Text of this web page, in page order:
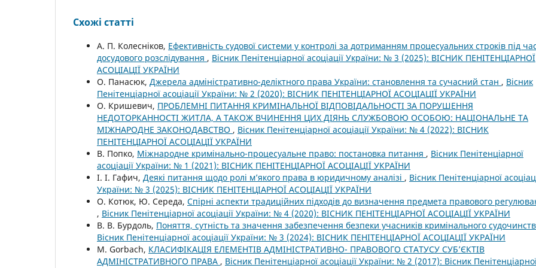
Схожі статті
А. П. Колесніков, Ефективність судової системи у контролі за дотриманням процесуальних строків під час
досудового розслідування , Вісник Пенітенціарної асоціації України: № 3 (2025): ВІСНИК ПЕНІТЕНЦІАРНОЇ
АСОЦІАЦІЇ УКРАЇНИ
О. Панасюк, Джерела адміністративно-деліктного права України: становлення та сучасний стан , Вісник
Пенітенціарної асоціації України: № 2 (2020): ВІСНИК ПЕНІТЕНЦІАРНОЇ АСОЦІАЦІЇ УКРАЇНИ
О. Кришевич, ПРОБЛЕМНІ ПИТАННЯ КРИМІНАЛЬНОЇ ВІДПОВІДАЛЬНОСТІ ЗА ПОРУШЕННЯ
НЕДОТОРКАННОСТІ ЖИТЛА, А ТАКОЖ ВЧИНЕННЯ ЦИХ ДІЯНЬ СЛУЖБОВОЮ ОСОБОЮ: НАЦІОНАЛЬНЕ ТА
МІЖНАРОДНЕ ЗАКОНОДАВСТВО , Вісник Пенітенціарної асоціації України: № 4 (2022): ВІСНИК
ПЕНІТЕНЦІАРНОЇ АСОЦІАЦІЇ УКРАЇНИ
В. Попко, Міжнародне кримінально-процесуальне право: постановка питання , Вісник Пенітенціарної
асоціації України: № 1 (2021): ВІСНИК ПЕНІТЕНЦІАРНОЇ АСОЦІАЦІЇ УКРАЇНИ
І. І. Гафич, Деякі питання щодо ролі м’якого права в юридичному аналізі , Вісник Пенітенціарної
України: № 3 (2025): ВІСНИК ПЕНІТЕНЦІАРНОЇ АСОЦІАЦІЇ УКРАЇНИ
О. Котюк, Ю. Середа, Спірні аспекти традиційних підходів до визначення предмета правового
, Вісник Пенітенціарної асоціації України: № 4 (2020): ВІСНИК ПЕНІТЕНЦІАРНОЇ АСОЦІАЦІЇ УКРАЇНИ
В. В. Бурдоль, Поняття, сутність та значення забезпечення безпеки учасників кримінального
Вісник Пенітенціарної асоціації України: № 3 (2024): ВІСНИК ПЕНІТЕНЦІАРНОЇ АСОЦІАЦІЇ УКРАЇНИ
M. Gorbach, КЛАСИФІКАЦІЯ ЕЛЕМЕНТІВ АДМІНІСТРАТИВНО- ПРАВОВОГО СТАТУСУ СУБ’ЄКТІВ
АДМІНІСТРАТИВНОГО ПРАВА , Вісник Пенітенціарної асоціації України: № 2 (2017): Вісник